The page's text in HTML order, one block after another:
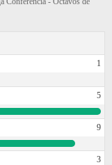
1
5
9
3